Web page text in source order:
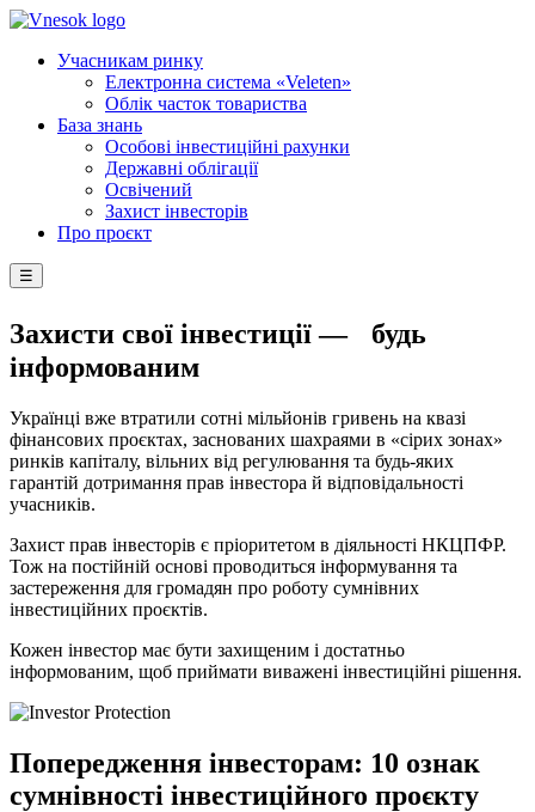
Учасникам ринку
Електронна система «Veleten»
Облік часток товариства
База знань
Особові інвестиційні рахунки
Державні облігації
Освічений
Захист інвесторів
Про проєкт
☰
Захисти свої інвестиції — будь
інформованим
Українці вже втратили сотні мільйонів гривень на квазі
фінансових проєктах, заснованих шахраями в «сірих зонах»
ринків капіталу, вільних від регулювання та будь-яких
гарантій дотримання прав інвестора й відповідальності
учасників.
Захист прав інвесторів є пріоритетом в діяльності НКЦПФР.
Тож на постійній основі проводиться інформування та
застереження для громадян про роботу сумнівних
інвестиційних проєктів.
Кожен інвестор має бути захищеним і достатньо
інформованим, щоб приймати виважені інвестиційні рішення.
Попередження інвесторам: 10 ознак
сумнівності інвестиційного проєкту